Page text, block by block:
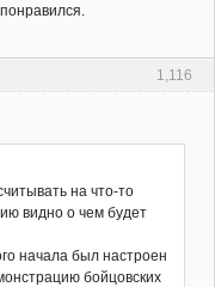
1,116
на что-то
видно о чем будет
начала был настроен
бойцовских